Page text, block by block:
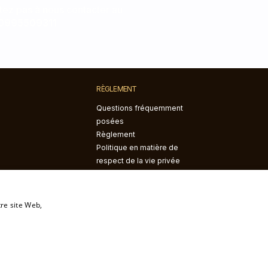
RÈGLEMENT
Questions fréquemment
posées
Règlement
Politique en matière de
respect de la vie privée
site Web,